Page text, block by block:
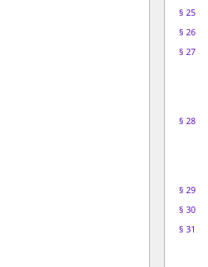
§ 25
§ 26
§ 27
§ 28
§ 29
§ 30
§ 31